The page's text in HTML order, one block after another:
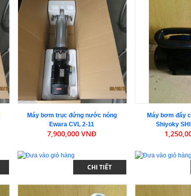
Máy bơm trục đứng nước nóng
Ewara CVL 2-11
7,900,000 VNĐ
CHI TIẾT
Máy bơm đẩy
Shiyoky